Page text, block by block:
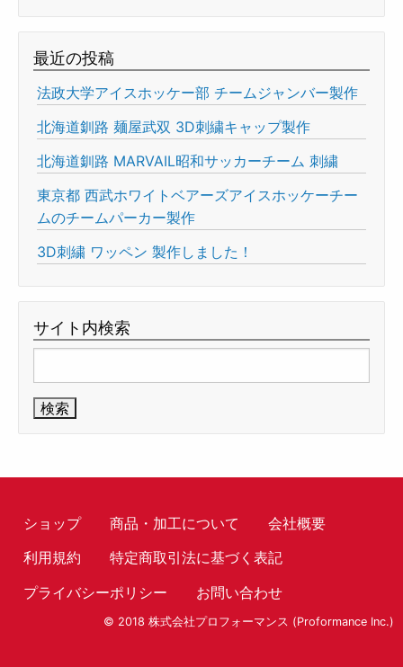
最近の投稿
法政大学アイスホッケー部 チームジャンバー製作
北海道釧路 麺屋武双 3D刺繍キャップ製作
北海道釧路 MARVAIL昭和サッカーチーム 刺繍
東京都 西武ホワイトベアーズアイスホッケーチー
ムのチームパーカー製作
3D刺繍 ワッペン 製作しました！
サイト内検索
索:
ショップ 商品・加工について
会社概要
利用規約
特定商取引法に基づく表記
プライバシーポリシー
お問い合わせ
© 2018 株式会社プロフォーマンス (Proformance Inc.)